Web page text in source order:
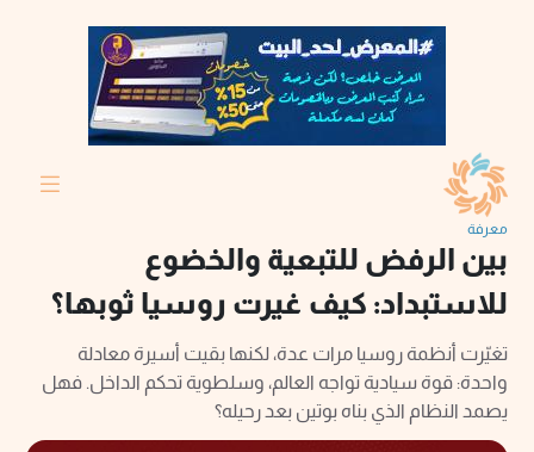
معرفة
بين الرفض للتبعية والخضوع
للاستبداد: كيف غيرت روسيا ثوبها؟
تغيّرت أنظمة روسيا مرات عدة، لكنها بقيت أسيرة معادلة
واحدة: قوة سيادية تواجه العالم، وسلطوية تحكم الداخل. فهل
يصمد النظام الذي بناه بوتين بعد رحيله؟